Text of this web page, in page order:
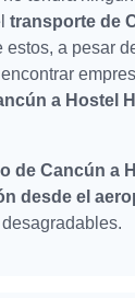
transporte de
a pesar
a Hostel
de Cancún a
desde el